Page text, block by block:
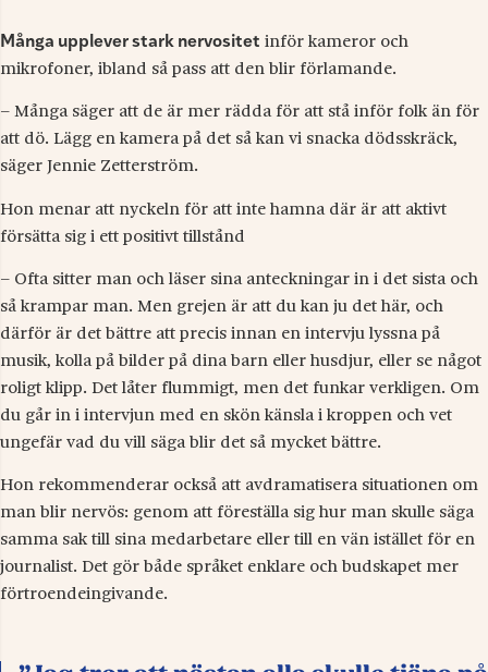
Många upplever stark nervositet inför kameror och
mikrofoner, ibland så pass att den blir förlamande.
– Många säger att de är mer rädda för att stå inför folk än för
att dö. Lägg en kamera på det så kan vi snacka dödsskräck,
säger Jennie Zetterström.
Hon menar att nyckeln för att inte hamna där är att aktivt
försätta sig i ett positivt tillstånd
– Ofta sitter man och läser sina anteckningar in i det sista och
så krampar man. Men grejen är att du kan ju det här, och
därför är det bättre att precis innan en intervju lyssna på
musik, kolla på bilder på dina barn eller husdjur, eller se något
roligt klipp. Det låter flummigt, men det funkar verkligen. Om
du går in i intervjun med en skön känsla i kroppen och vet
ungefär vad du vill säga blir det så mycket bättre.
Hon rekommenderar också att avdramatisera situationen om
man blir nervös: genom att föreställa sig hur man skulle säga
samma sak till sina medarbetare eller till en vän istället för en
journalist. Det gör både språket enklare och budskapet mer
förtroendeingivande.